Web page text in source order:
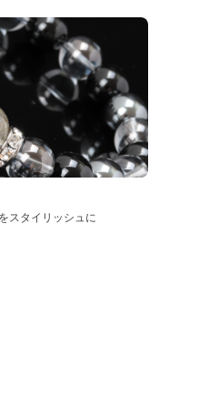
スタイリッシュに